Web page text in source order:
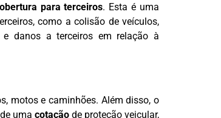
para terceiros. Esta é uma
como a colisão de veículos,
danos a terceiros em relação à
motos e caminhões. Além disso, o
uma cotaçãode proteção veicular,